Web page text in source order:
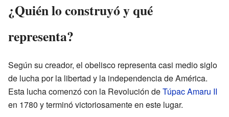
¿Quién lo construyó y qué
representa?
Según su creador, el obelisco representa casi medio siglo
de lucha por la libertad y la independencia de América.
Esta lucha comenzó con la Revolución deTúpac Amaru II
en 1780 y terminó victoriosamente en este lugar.